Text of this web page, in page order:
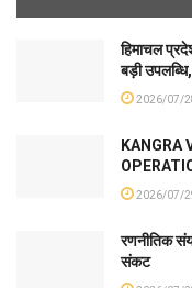
हिमाचल
बड़ी
2026/07/
KANGRA
2026/07/
रणनीतिक
संकट